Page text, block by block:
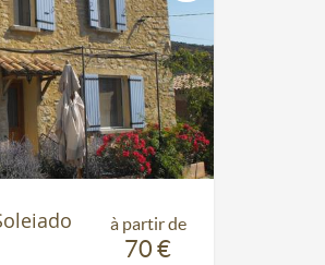
à partir de
70 €